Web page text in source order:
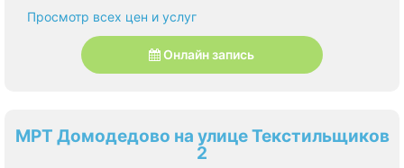
Просмотр всех цен и услуг
Онлайн запись
МРТ Домодедово на улице Текстильщиков
2